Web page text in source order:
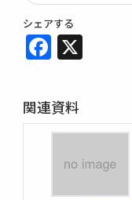
シェアする
関連資料